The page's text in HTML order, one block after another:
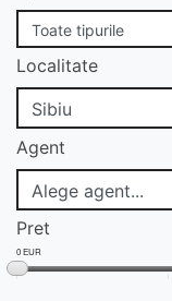
Localitate
Agent
Pret
0 EUR